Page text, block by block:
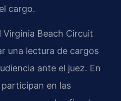
cargo.
Beach Circuit
una lectura de cargos
ante el juez. En
en las